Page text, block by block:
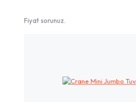
Fiyat sorunuz.